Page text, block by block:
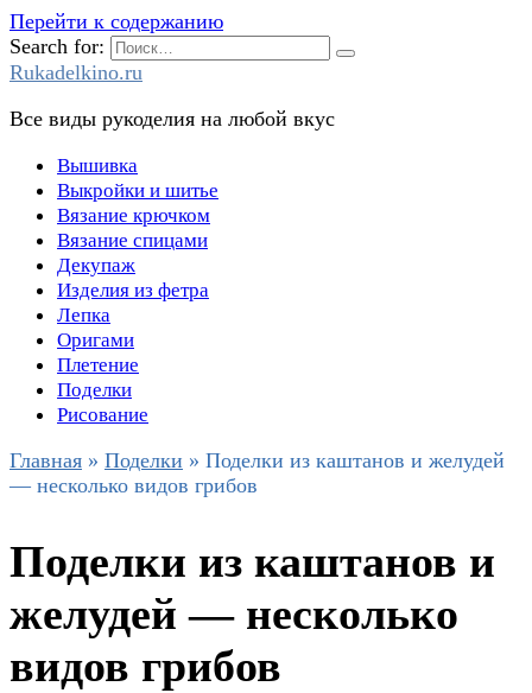
Перейти к содержанию
Search for:
Rukadelkino.ru
Все виды рукоделия на любой вкус
Вышивка
Выкройки и шитье
Вязание крючком
Вязание спицами
Декупаж
Изделия из фетра
Лепка
Оригами
Плетение
Поделки
Рисование
Главная » Поделки » Поделки из каштанов и желудей
— несколько видов грибов
Поделки из каштанов и
желудей — несколько
видов грибов